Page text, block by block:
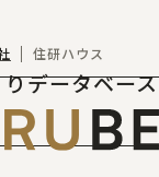
データベース
住研ハウス